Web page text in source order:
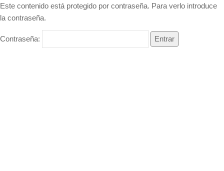
Este contenido está protegido por contraseña. Para verlo introduce
la contraseña.
Contraseña: